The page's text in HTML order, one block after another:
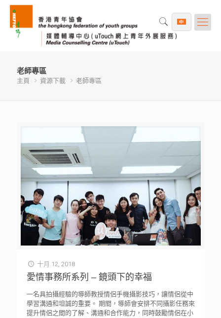
老師專區
主頁 資源下載 老師專區
十月 12, 2018
愛情事務所系列 – 鏡頭下的幸福
一名具拍攝經驗的導師教授情侶手機攝影技巧，讓情侶從中
學習溝通和坦誠的重要。 期間，導師會安排不同攝影任務來
提升情侶之間的了解、溝通和合作能力，同時鼓勵情侶在小